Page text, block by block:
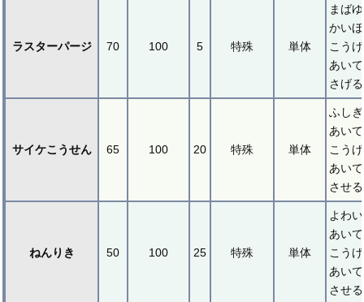
ラスターパージ 70 100 5 特殊 単体
まば
かい
こう
あい
さげ
サイケこうせん 65 100 20 特殊 単体
ふし
あい
こう
あい
させ
ねんりき 50 100 25 特殊 単体
よわ
あい
こう
あい
させ